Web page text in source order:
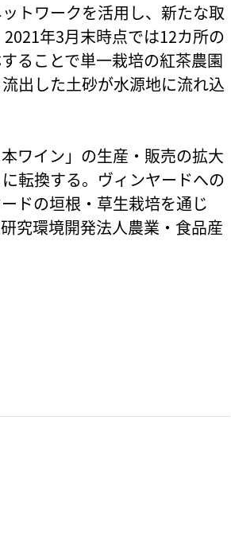
トワークを活用し、新たな取
年3月末時点では12カ所の
ることで単一栽培の紅茶農園
出した土砂が水源地に流れ込
ワイン」の生産・販売の拡大
転換する。ヴィンヤードへの
ドの垣根・草生栽培を通じ
究環境開発法人農業・食品産